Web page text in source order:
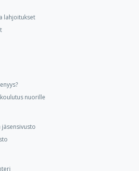
lahjoitukset
nuorille
jäsensivusto